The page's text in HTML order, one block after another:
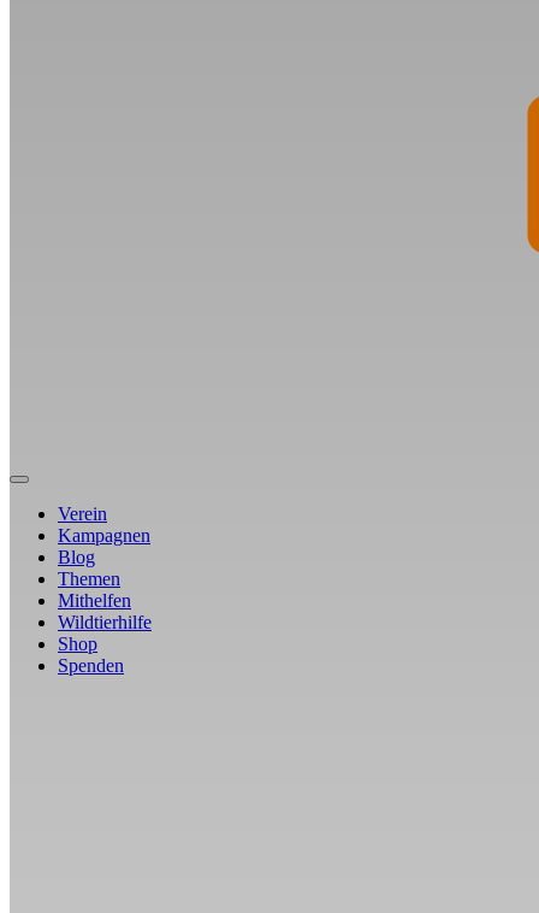
Verein
Kampagnen
Blog
Themen
Mithelfen
Wildtierhilfe
Shop
Spenden